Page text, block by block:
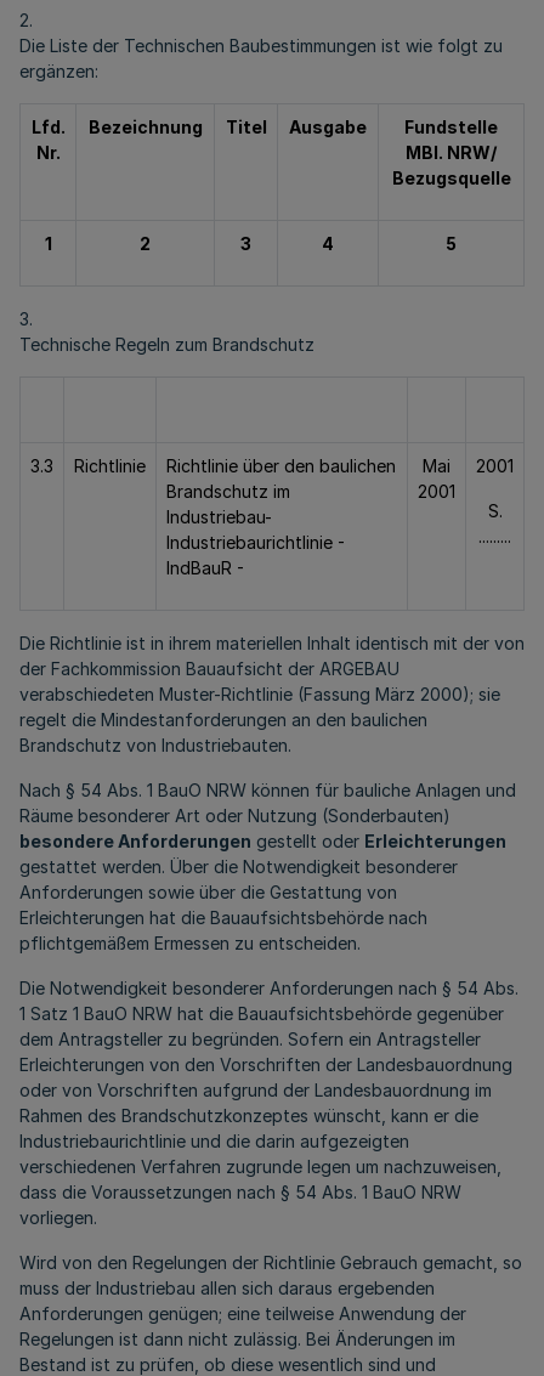
2.
Die Liste der Technischen Baubestimmungen ist wie folgt zu
ergänzen:
Lfd.
Nr.
Bezeichnung Titel Ausgabe
Fundstelle
MBl. NRW/
Bezugsquelle
1 2 3 4 5
3.
Technische Regeln zum Brandschutz
3.3 Richtlinie
Richtlinie über den baulichen
Brandschutz im
Industriebau-
Industriebaurichtlinie -
IndBauR -
Mai
2001
2001
S.
.........
Die Richtlinie ist in ihrem materiellen Inhalt identisch mit der von
der Fachkommission Bauaufsicht der ARGEBAU
verabschiedeten Muster-Richtlinie (Fassung März 2000); sie
regelt die Mindestanforderungen an den baulichen
Brandschutz von Industriebauten.
Nach § 54 Abs. 1 BauO NRW können für bauliche Anlagen und
Räume besonderer Art oder Nutzung (Sonderbauten)
besondere Anforderungen gestellt oder Erleichterungen
gestattet werden. Über die Notwendigkeit besonderer
Anforderungen sowie über die Gestattung von
Erleichterungen hat die Bauaufsichtsbehörde nach
pflichtgemäßem Ermessen zu entscheiden.
Die Notwendigkeit besonderer Anforderungen nach § 54 Abs.
1 Satz 1 BauO NRW hat die Bauaufsichtsbehörde gegenüber
dem Antragsteller zu begründen. Sofern ein Antragsteller
Erleichterungen von den Vorschriften der Landesbauordnung
oder von Vorschriften aufgrund der Landesbauordnung im
Rahmen des Brandschutzkonzeptes wünscht, kann er die
Industriebaurichtlinie und die darin aufgezeigten
verschiedenen Verfahren zugrunde legen um nachzuweisen,
dass die Voraussetzungen nach § 54 Abs. 1 BauO NRW
vorliegen.
Wird von den Regelungen der Richtlinie Gebrauch gemacht, so
muss der Industriebau allen sich daraus ergebenden
Anforderungen genügen; eine teilweise Anwendung der
Regelungen ist dann nicht zulässig. Bei Änderungen im
Bestand ist zu prüfen, ob diese wesentlich sind und